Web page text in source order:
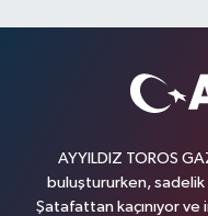
AYYILDIZ TOROS
buluştururken,
Şatafattan kaçınıyor